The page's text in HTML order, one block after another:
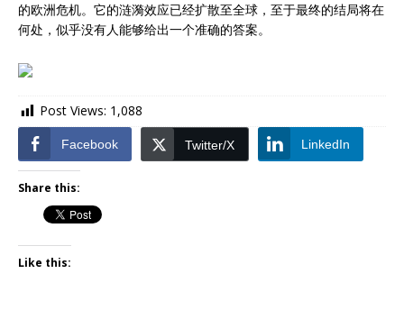
的欧洲危机。它的涟漪效应已经扩散至全球，至于最终的结局将在
何处，似乎没有人能够给出一个准确的答案。
Post Views: 1,088
Facebook Twitter/X LinkedIn
Share this:
Like this: